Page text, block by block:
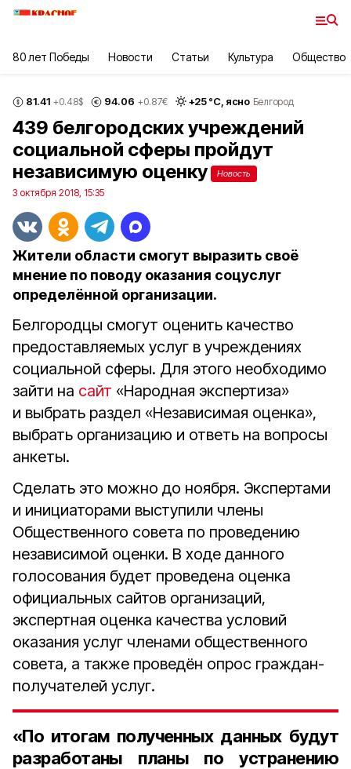
80 лет Победы Новости Статьи Культура Общество
81.41 +0.48$ 94.06 +0.87€ +25°С, ясно Белгород
439 белгородских учреждений
социальной сферы пройдут
независимую оценку
Новость
3 октября 2018, 15:35
Жители области смогут выразить своё
мнение по поводу оказания соцуслуг
определённой организации.
Белгородцы смогут оценить качество
предоставляемых услуг в учреждениях
социальной сферы. Для этого необходимо
зайти на сайт «Народная экспертиза»
и выбрать раздел «Независимая оценка»,
выбрать организацию и ответь на вопросы
анкеты.
Сделать это можно до ноября. Экспертами
и инициаторами выступили члены
Общественного совета по проведению
независимой оценки. В ходе данного
голосования будет проведена оценка
официальных сайтов организаций,
экспертная оценка качества условий
оказания услуг членами общественного
совета, а также проведён опрос граждан-
получателей услуг.
«По итогам полученных данных будут
разработаны планы по устранению